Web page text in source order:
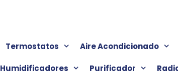
Termostatos Aire Acondicionado
Humidificadores Purificador